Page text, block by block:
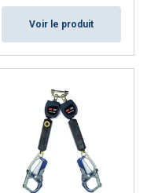
Voir le produit